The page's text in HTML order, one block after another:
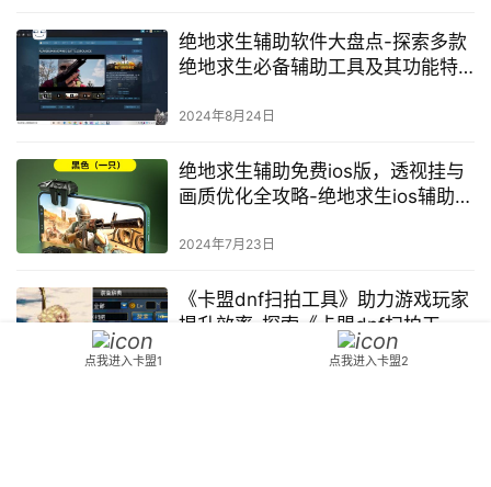
绝地求生辅助软件大盘点-探索多款
绝地求生必备辅助工具及其功能特
2024年8月24日
绝地求生辅助免费ios版，透视挂与
画质优化全攻略-绝地求生ios辅助工
2024年7月23日
《卡盟dnf扫拍工具》助力游戏玩家
提升效率-探索《卡盟dnf扫拍工
具》在游戏界的影响与应用
点我进入卡盟1 点我进入卡盟2